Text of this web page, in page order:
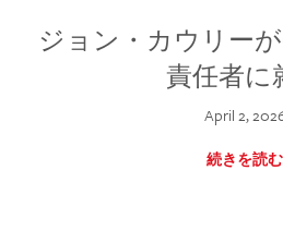
ジョン・カウリー
責任者に
April 2,
続きを読む